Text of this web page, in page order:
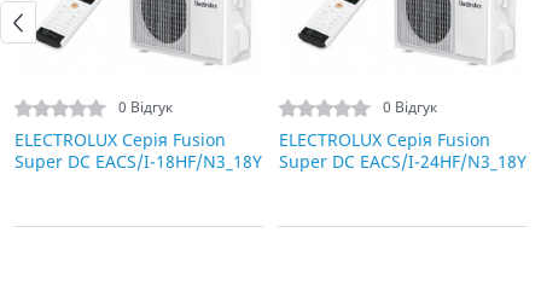
0 Відгук
ELECTROLUX Серія Fusion
Super DC EACS/I-18HF/N3_18Y
0 Відгук
ELECTROLUX Серія Fusion
Super DC EACS/I-24HF/N3_18Y